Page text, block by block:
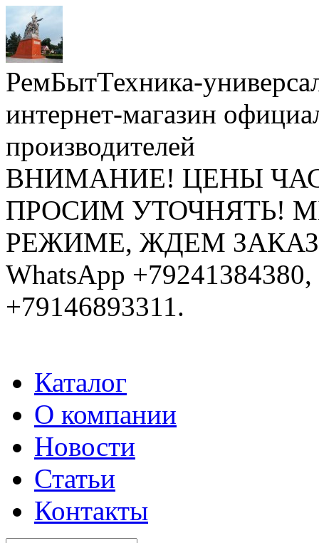
РемБытТехника-
интернет-магазин
производителей
ВНИМАНИЕ! ЦЕНЫ
ПРОСИМ УТОЧНЯТЬ!
РЕЖИМЕ, ЖДЕМ ЗАКАЗЫ:
WhatsApp
+79146893311.
Каталог
О компании
Новости
Статьи
Контакты